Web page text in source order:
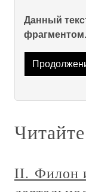
Данный
фрагментом.
II. Филон